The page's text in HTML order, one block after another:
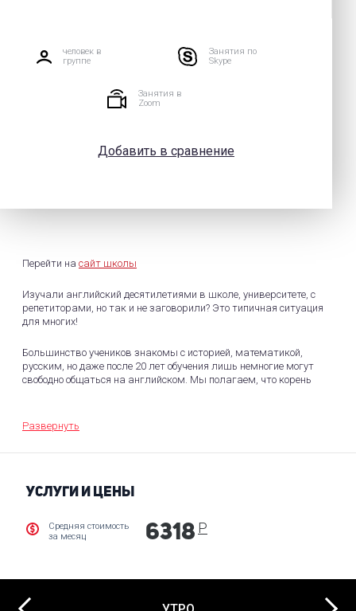
человек в
группе
Занятия по
Skype
Занятия в
Zoom
Добавить в сравнение
Перейти на сайт школы
Изучали английский десятилетиями в школе, университете, с
репетиторами, но так и не заговорили? Это типичная ситуация
для многих!
Большинство учеников знакомы с историей, математикой,
русским, но даже после 20 лет обучения лишь немногие могут
свободно общаться на английском. Мы полагаем, что корень
не развивает реальные коммуникативные навыки и часто
Эффективные современные подходы
-Интуитивное освоение грамматики
Развернуть
УСЛУГИ И ЦЕНЫ
Средняя стоимость
за месяц
6318 Р
Next